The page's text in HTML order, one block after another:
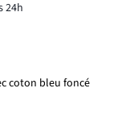
24h
coton bleu foncé